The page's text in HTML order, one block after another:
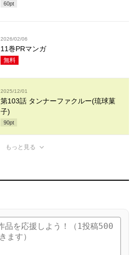
60pt
2026/02/06
11巻PRマンガ
無料
2025/12/01
第103話 タンナーファクルー(琉球菓
子)
90pt
もっと見る